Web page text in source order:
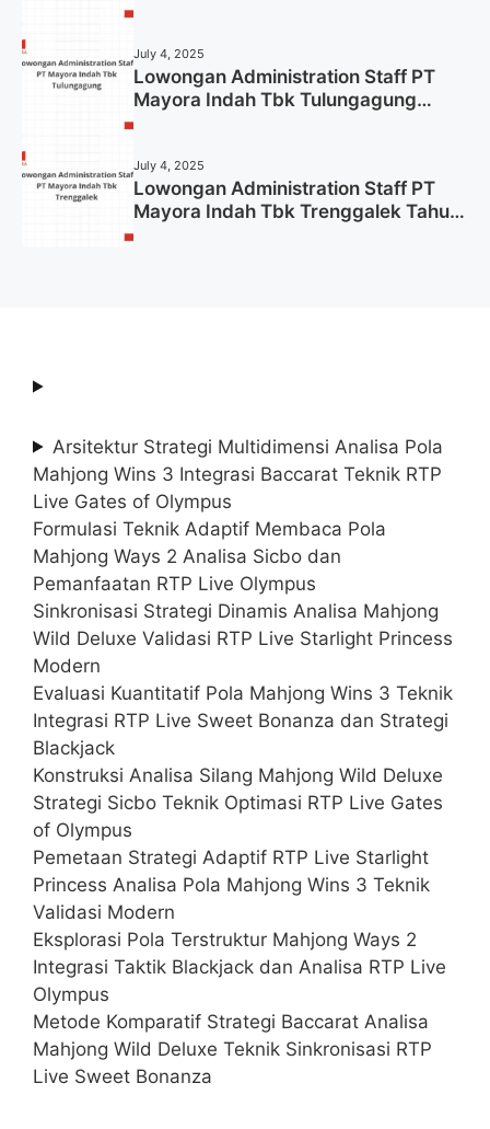
July 4, 2025
Lowongan Administration Staff PT
Mayora Indah Tbk Tulungagung
July 4, 2025
Lowongan Administration Staff PT
Mayora Indah Tbk Trenggalek Tahun
Arsitektur Strategi Multidimensi Analisa Pola
Mahjong Wins 3 Integrasi Baccarat Teknik RTP
Live Gates of Olympus
Formulasi Teknik Adaptif Membaca Pola
Mahjong Ways 2 Analisa Sicbo dan
Pemanfaatan RTP Live Olympus
Sinkronisasi Strategi Dinamis Analisa Mahjong
Wild Deluxe Validasi RTP Live Starlight Princess
Modern
Evaluasi Kuantitatif Pola Mahjong Wins 3 Teknik
Integrasi RTP Live Sweet Bonanza dan Strategi
Blackjack
Konstruksi Analisa Silang Mahjong Wild Deluxe
Strategi Sicbo Teknik Optimasi RTP Live Gates
of Olympus
Pemetaan Strategi Adaptif RTP Live Starlight
Princess Analisa Pola Mahjong Wins 3 Teknik
Validasi Modern
Eksplorasi Pola Terstruktur Mahjong Ways 2
Integrasi Taktik Blackjack dan Analisa RTP Live
Olympus
Metode Komparatif Strategi Baccarat Analisa
Mahjong Wild Deluxe Teknik Sinkronisasi RTP
Live Sweet Bonanza